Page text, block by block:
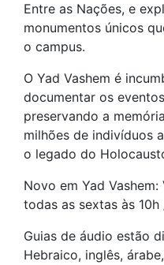
Entre as Nações, e
monumentos únicos
o campus.
O Yad Vashem é
documentar os
preservando a
milhões de indivíduos
o legado do
Novo em Yad
todas as sextas às
Guias de áudio estão
Hebraico, inglês,